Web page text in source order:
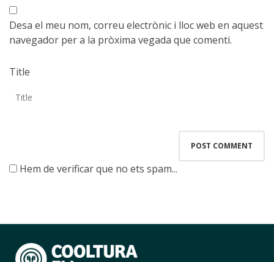
Desa el meu nom, correu electrònic i lloc web en aquest
navegador per a la pròxima vegada que comenti.
Title
Hem de verificar que no ets spam...